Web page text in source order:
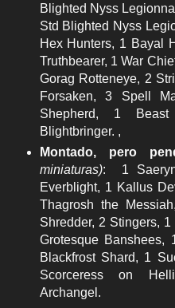
Blighted Nyss
Std Blighted Nyss
Hex Hunters, 1 Bayal
Truthbearer, 1 War
Gorag Rotteneye, 2
Forsaken, 3 Spell
Shepherd, 1
Blightbringer. ,
Montado, pero
miniaturas): 1
Everblight, 1 Kallus
Thagrosh the
Shredder, 2 Stingers,
Grotesque Banshees,
Blackfrost Shard, 1
Scorceress on
Archangel.